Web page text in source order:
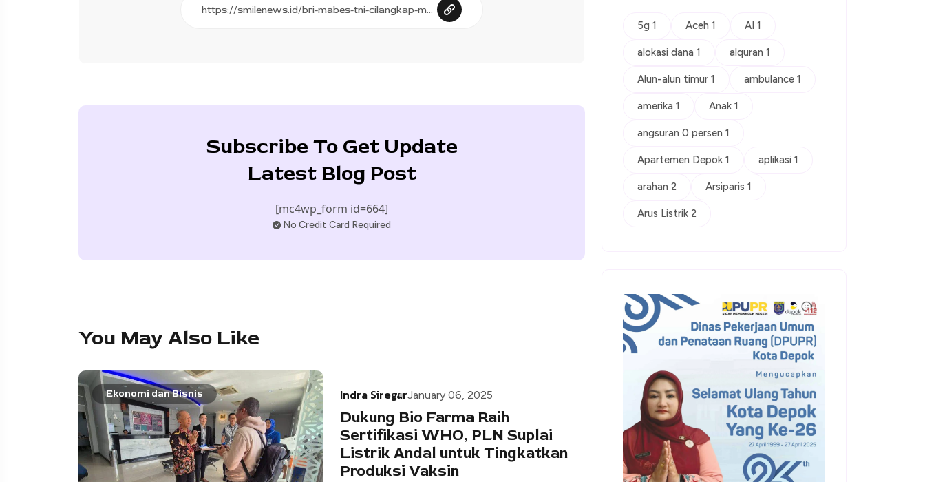
Subscribe To Get Update
Latest Blog Post
[mc4wp_form id=664]
No Credit Card Required
You May Also Like
Ekonomi dan Bisnis Indra SiregarJanuary 06, 2025
Dukung Bio Farma Raih
Sertifikasi WHO, PLN Suplai
Listrik Andal untuk Tingkatkan
Produksi Vaksin
5g 1 Aceh 1 AI 1
alokasi dana 1 alquran 1
Alun-alun timur 1 ambulance 1
amerika 1 Anak 1
angsuran 0 persen 1
Apartemen Depok 1 aplikasi 1
arahan 2 Arsiparis 1
Arus Listrik 2